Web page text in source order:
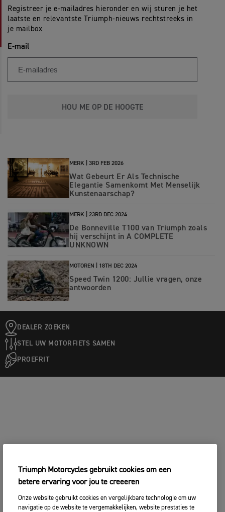
Registreer je e-mailadres hieronder en wij sturen je het
laatste en relevantste Triumph-nieuws rechtstreeks in
je mailbox
E-mail
HOU ME OP DE HOOGTE
MERK | 3RD FEB 2026
Wat Gebeurt Er Als Technische
Elegantie Samenkomt Met Menselijk
Kunstenaarschap?
MERK | 23RD DEC 2024
De Bonneville T100 van Triumph zoals
hij verschijnt in A COMPLETE
UNKNOWN
MOTOREN | 18TH DEC 2024
Speed Twin 1200: Jullie vragen, onze
antwoorden
DEALER ZOEKEN
STEL UW MOTORFIETS SAMEN
PROEFRIT
Triumph Motorcycles gebruikt cookies om een
betere ervaring voor jou te creeeren
Onze website gebruikt cookies en vergelijkbare technologie om uw
navigatie op de website te vergemakkelijken, website prestaties te